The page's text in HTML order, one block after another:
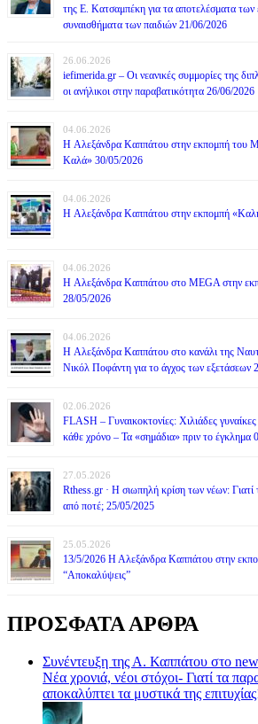
της Ε. Κατσαμπέκη για τα αποτελέσματα των
συναισθήματα των παιδιών 21/06/2026
26.06.2026
iefimerida.gr – Οι νεανικές συμμορίες της
οι ανήλικοι στην παραβατικότητα 26/06/2026
04.06.2026
H Αλεξάνδρα Καππάτου στην εκπομπή του
Καλά» 30/05/2026
04.06.2026
H Αλεξάνδρα Καππάτου στην εκπομπή
04.06.2026
H Αλεξάνδρα Καππάτου στο MEGA στην
28/05/2026
04.06.2026
H Αλεξάνδρα Καππάτου στο κανάλι της
Νικόλ Ποφάντη για το άγχος των εξετάσεων
02.06.2026
FLASH – Γυναικοκτονίες: Χιλιάδες
κάθε χρόνο – Τα «σημάδια» πριν το έγκλημα
27.05.2026
Rthess.gr · Η σιωπηλή κρίση των νέων: Γιατί
από ποτέ; 25/05/2025
25.05.2026
13/5/2026 Η Αλεξάνδρα Καππάτου στην
“Αποκαλύψεις”
ΠΡΟΣΦΑΤΑ ΑΡΘΡΑ
Συνέντευξη της Α. Καππάτου στο
Νέα χρονιά, νέοι στόχοι- Γιατί τα
αποκαλύπτει τα μυστικά της